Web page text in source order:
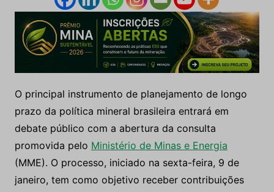
O principal instrumento de planejamento de longo
prazo da política mineral brasileira entrará em
debate público com a abertura da consulta
promovida pelo Ministério de Minas e Energia
(MME). O processo, iniciado na sexta-feira, 9 de
janeiro, tem como objetivo receber contribuições